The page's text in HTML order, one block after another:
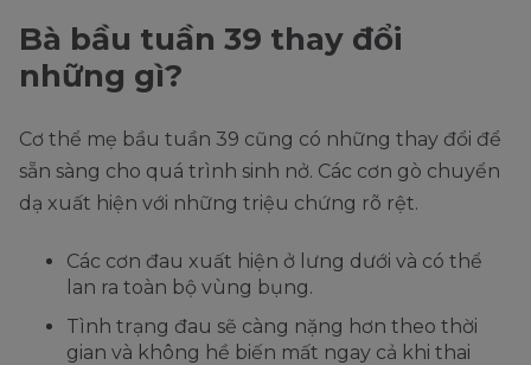
Bà bầu tuần 39 thay đổi
những gì?
Cơ thể mẹ bầu tuần 39 cũng có những thay đổi để
sẵn sàng cho quá trình sinh nở. Các cơn gò chuyển
dạ xuất hiện với những triệu chứng rõ rệt.
Các cơn đau xuất hiện ở lưng dưới và có thể
lan ra toàn bộ vùng bụng.
Tình trạng đau sẽ càng nặng hơn theo thời
gian và không hề biến mất ngay cả khi thai